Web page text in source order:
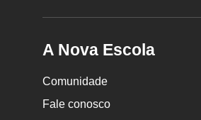
A Nova Escola
Comunidade
Fale conosco